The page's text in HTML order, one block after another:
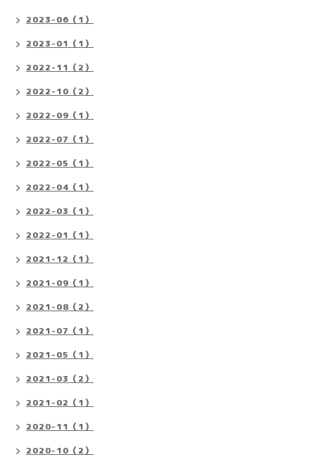
2023-06（1）
2023-01（1）
2022-11（2）
2022-10（2）
2022-09（1）
2022-07（1）
2022-05（1）
2022-04（1）
2022-03（1）
2022-01（1）
2021-12（1）
2021-09（1）
2021-08（2）
2021-07（1）
2021-05（1）
2021-03（2）
2021-02（1）
2020-11（1）
2020-10（2）